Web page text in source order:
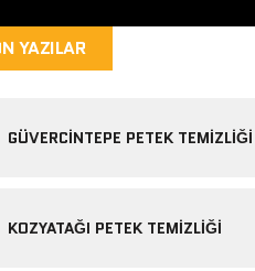
YAZILAR
GÜVERCINTEPE PETEK TEMIZLIĞI
KOZYATAĞI PETEK TEMIZLIĞI